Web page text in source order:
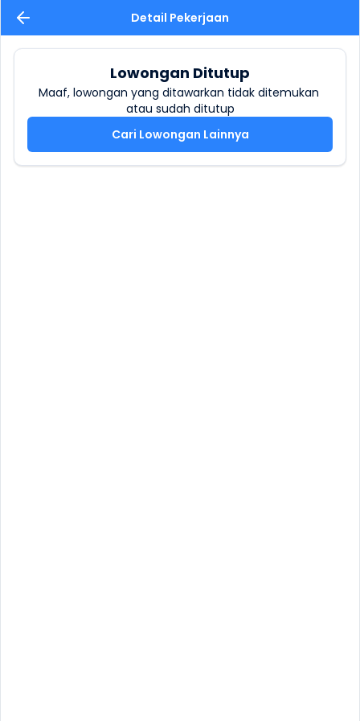
Detail Pekerjaan
Lowongan Ditutup
Maaf, lowongan yang ditawarkan tidak ditemukan
atau sudah ditutup
Cari Lowongan Lainnya